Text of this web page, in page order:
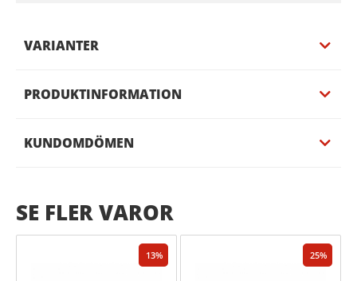
VARIANTER
PRODUKTINFORMATION
KUNDOMDÖMEN
SE FLER VAROR
13 25